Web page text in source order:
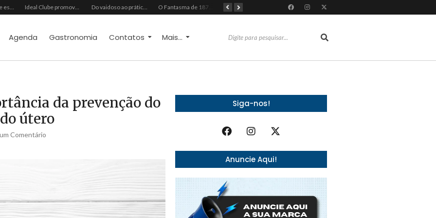
Grupo Chocolate estreia na Europa com primeira turnê internacional Ideal Clube promove programação especial para celebrar o Dia dos Pais com música, gastronomia e lazer para toda a família Do vaidoso ao prático: veja lista com ideias de presentes Avon para cada perfil de pai O Fantasma de 1877 e o Alerta de 2027: O Reciprocidalismo Como Escudo Contra o Novo El NiñoPh.D. Nizomar Falcão
Agenda Gastronomia Contatos Mais...
da prevenção do
útero
Comentário
Siga-nos!
Anuncie Aqui!